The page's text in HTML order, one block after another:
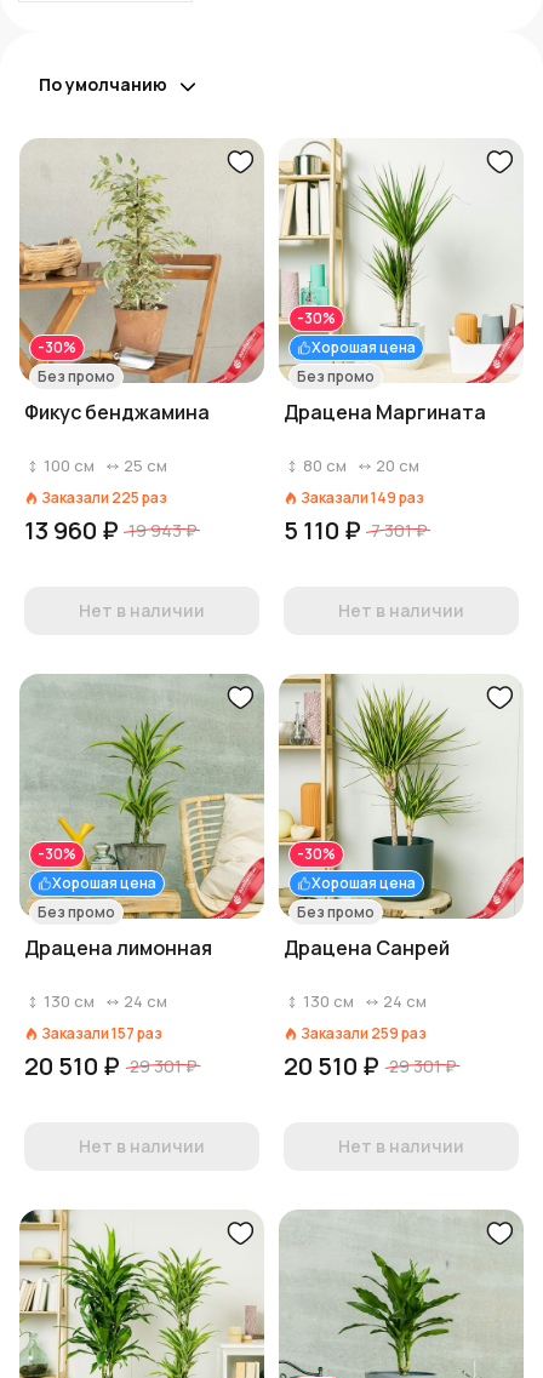
По умолчанию
-30%
Без промо
Фикус бенджамина
100 см 25 см
Заказали 225раз
13 960 ₽ 19 943 ₽
Нет в наличии
Хорошая цена
-30%
Без промо
Драцена Маргината
80 см 20 см
Заказали149раз
5 110 ₽ 7 301 ₽
Нет в наличии
Хорошая цена
-30%
Без промо
Драцена лимонная
130 см 24 см
Заказали157раз
20 510 ₽ 29 301 ₽
Нет в наличии
Хорошая цена
-30%
Без промо
Драцена Санрей
130 см 24 см
Заказали 259раз
20 510 ₽ 29 301 ₽
Нет в наличии